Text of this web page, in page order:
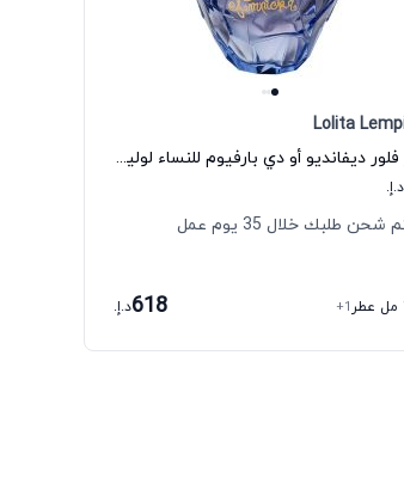
Lolita
عطر فلور ديفانديو أو دي بارفيوم للنساء لوليتا ليمبيكا
د.إ.
طلبك خلال 35 يوم عمل
+1
618د.إ.